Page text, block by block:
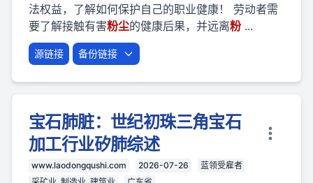
法权益，了解如何保护自己的职业健康！ 劳动者需
要了解接触有害粉尘的健康后果，并远离粉 ...
源链接 备份链接
宝石肺脏：世纪初珠三角宝石
加工行业矽肺综述
www.laodongqushi.com 2026-07-26
蓝领受雇者